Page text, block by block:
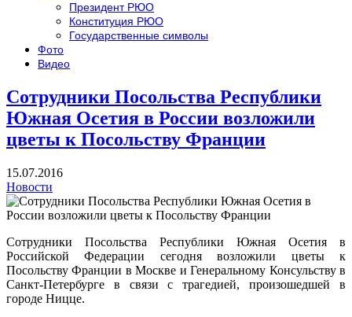
Президент РЮО
Конституция РЮО
Государственные символы
Фото
Видео
Сотрудники Посольства Республики
Южная Осетия в России возложили
цветы к Посольству Франции
15.07.2016
Новости
Сотрудники Посольства Республики Южная Осетия в
Российской Федерации сегодня возложили цветы к
Посольству Франции в Москве и Генеральному Консульству в
Санкт-Петербурге в связи с трагедией, произошедшей в
городе Ницце.